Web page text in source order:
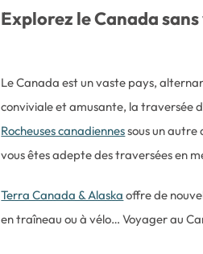
Explorez le Canada
Le Canada est un vaste pays,
conviviale et amusante, la traversée
Rocheuses canadiennessous un autre
vous êtes adepte des traversées en
Terra Canada & Alaska offre de
en traîneau ou à vélo… Voyager au